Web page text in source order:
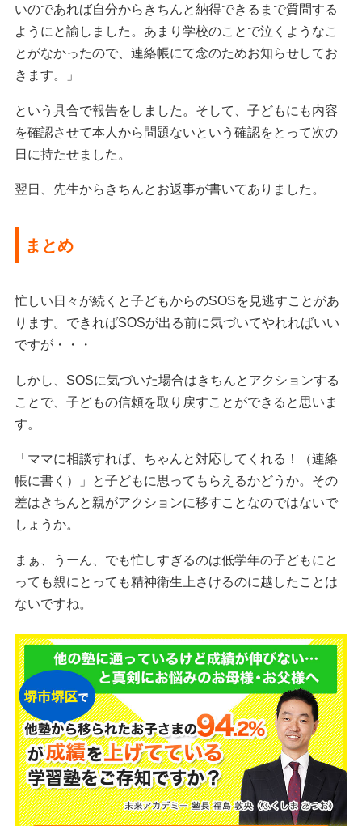
いのであれば自分からきちんと納得できるまで質問する
ようにと諭しました。あまり学校のことで泣くようなこ
とがなかったので、連絡帳にて念のためお知らせしてお
きます。」
という具合で報告をしました。そして、子どもにも内容
を確認させて本人から問題ないという確認をとって次の
日に持たせました。
翌日、先生からきちんとお返事が書いてありました。
まとめ
忙しい日々が続くと子どもからのSOSを見逃すことがあ
ります。できればSOSが出る前に気づいてやれればいい
ですが・・・
しかし、SOSに気づいた場合はきちんとアクションする
ことで、子どもの信頼を取り戻すことができると思いま
す。
「ママに相談すれば、ちゃんと対応してくれる！（連絡
帳に書く）」と子どもに思ってもらえるかどうか。その
差はきちんと親がアクションに移すことなのではないで
しょうか。
まぁ、うーん、でも忙しすぎるのは低学年の子どもにと
っても親にとっても精神衛生上さけるのに越したことは
ないですね。